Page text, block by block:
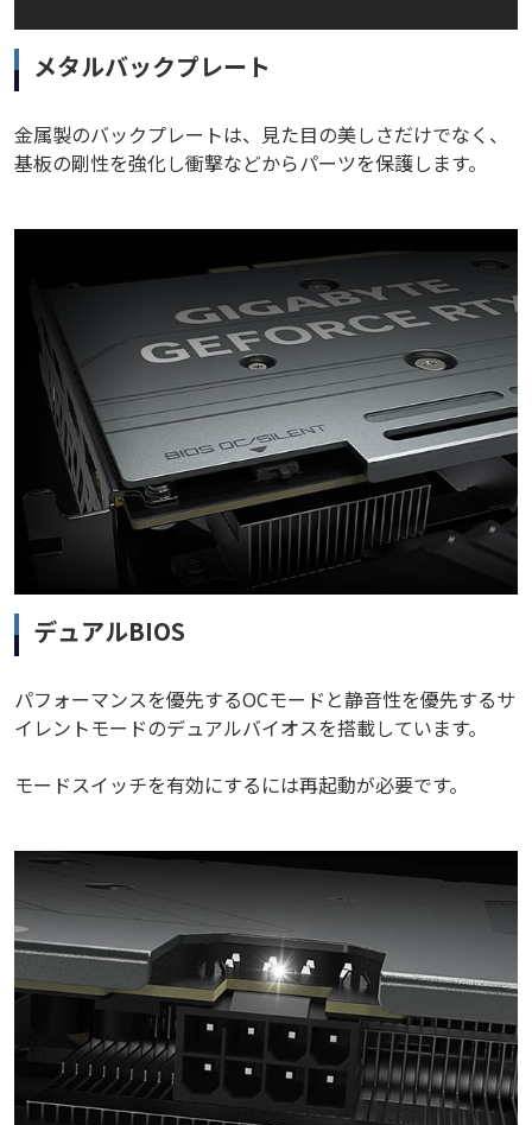
メタルバックプレート
金属製のバックプレートは、見た目の美しさだけでなく、
基板の剛性を強化し衝撃などからパーツを保護します。
デュアルBIOS
パフォーマンスを優先するOCモードと静音性を優先するサ
イレントモードのデュアルバイオスを搭載しています。
モードスイッチを有効にするには再起動が必要です。